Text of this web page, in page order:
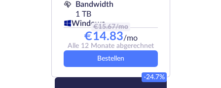
Bandwidth
1 TB
Windows
€15.67/mo
€14.83/mo
Alle 12 Monate abgerechnet
Bestellen
-24.7%